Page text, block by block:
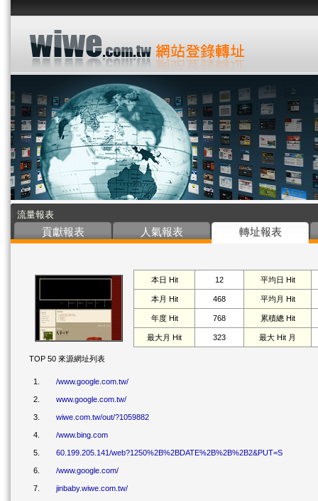
流量報表
貢獻報表 人氣報表 轉址報表
本日 Hit 12 平均日 Hit
本月 Hit 468 平均月 Hit
年度 Hit 768 累積總 Hit
最大月 Hit 323 最大 Hit 月
TOP 50 來源網址列表
1. /www.google.com.tw/
2. www.google.com.tw/
3. wiwe.com.tw/out/?1059882
4. /www.bing.com
5. 60.199.205.141/web?1250%2B%2BDATE%2B%2B%2B2&PUT=S
6. /www.google.com/
7. jinbaby.wiwe.com.tw/